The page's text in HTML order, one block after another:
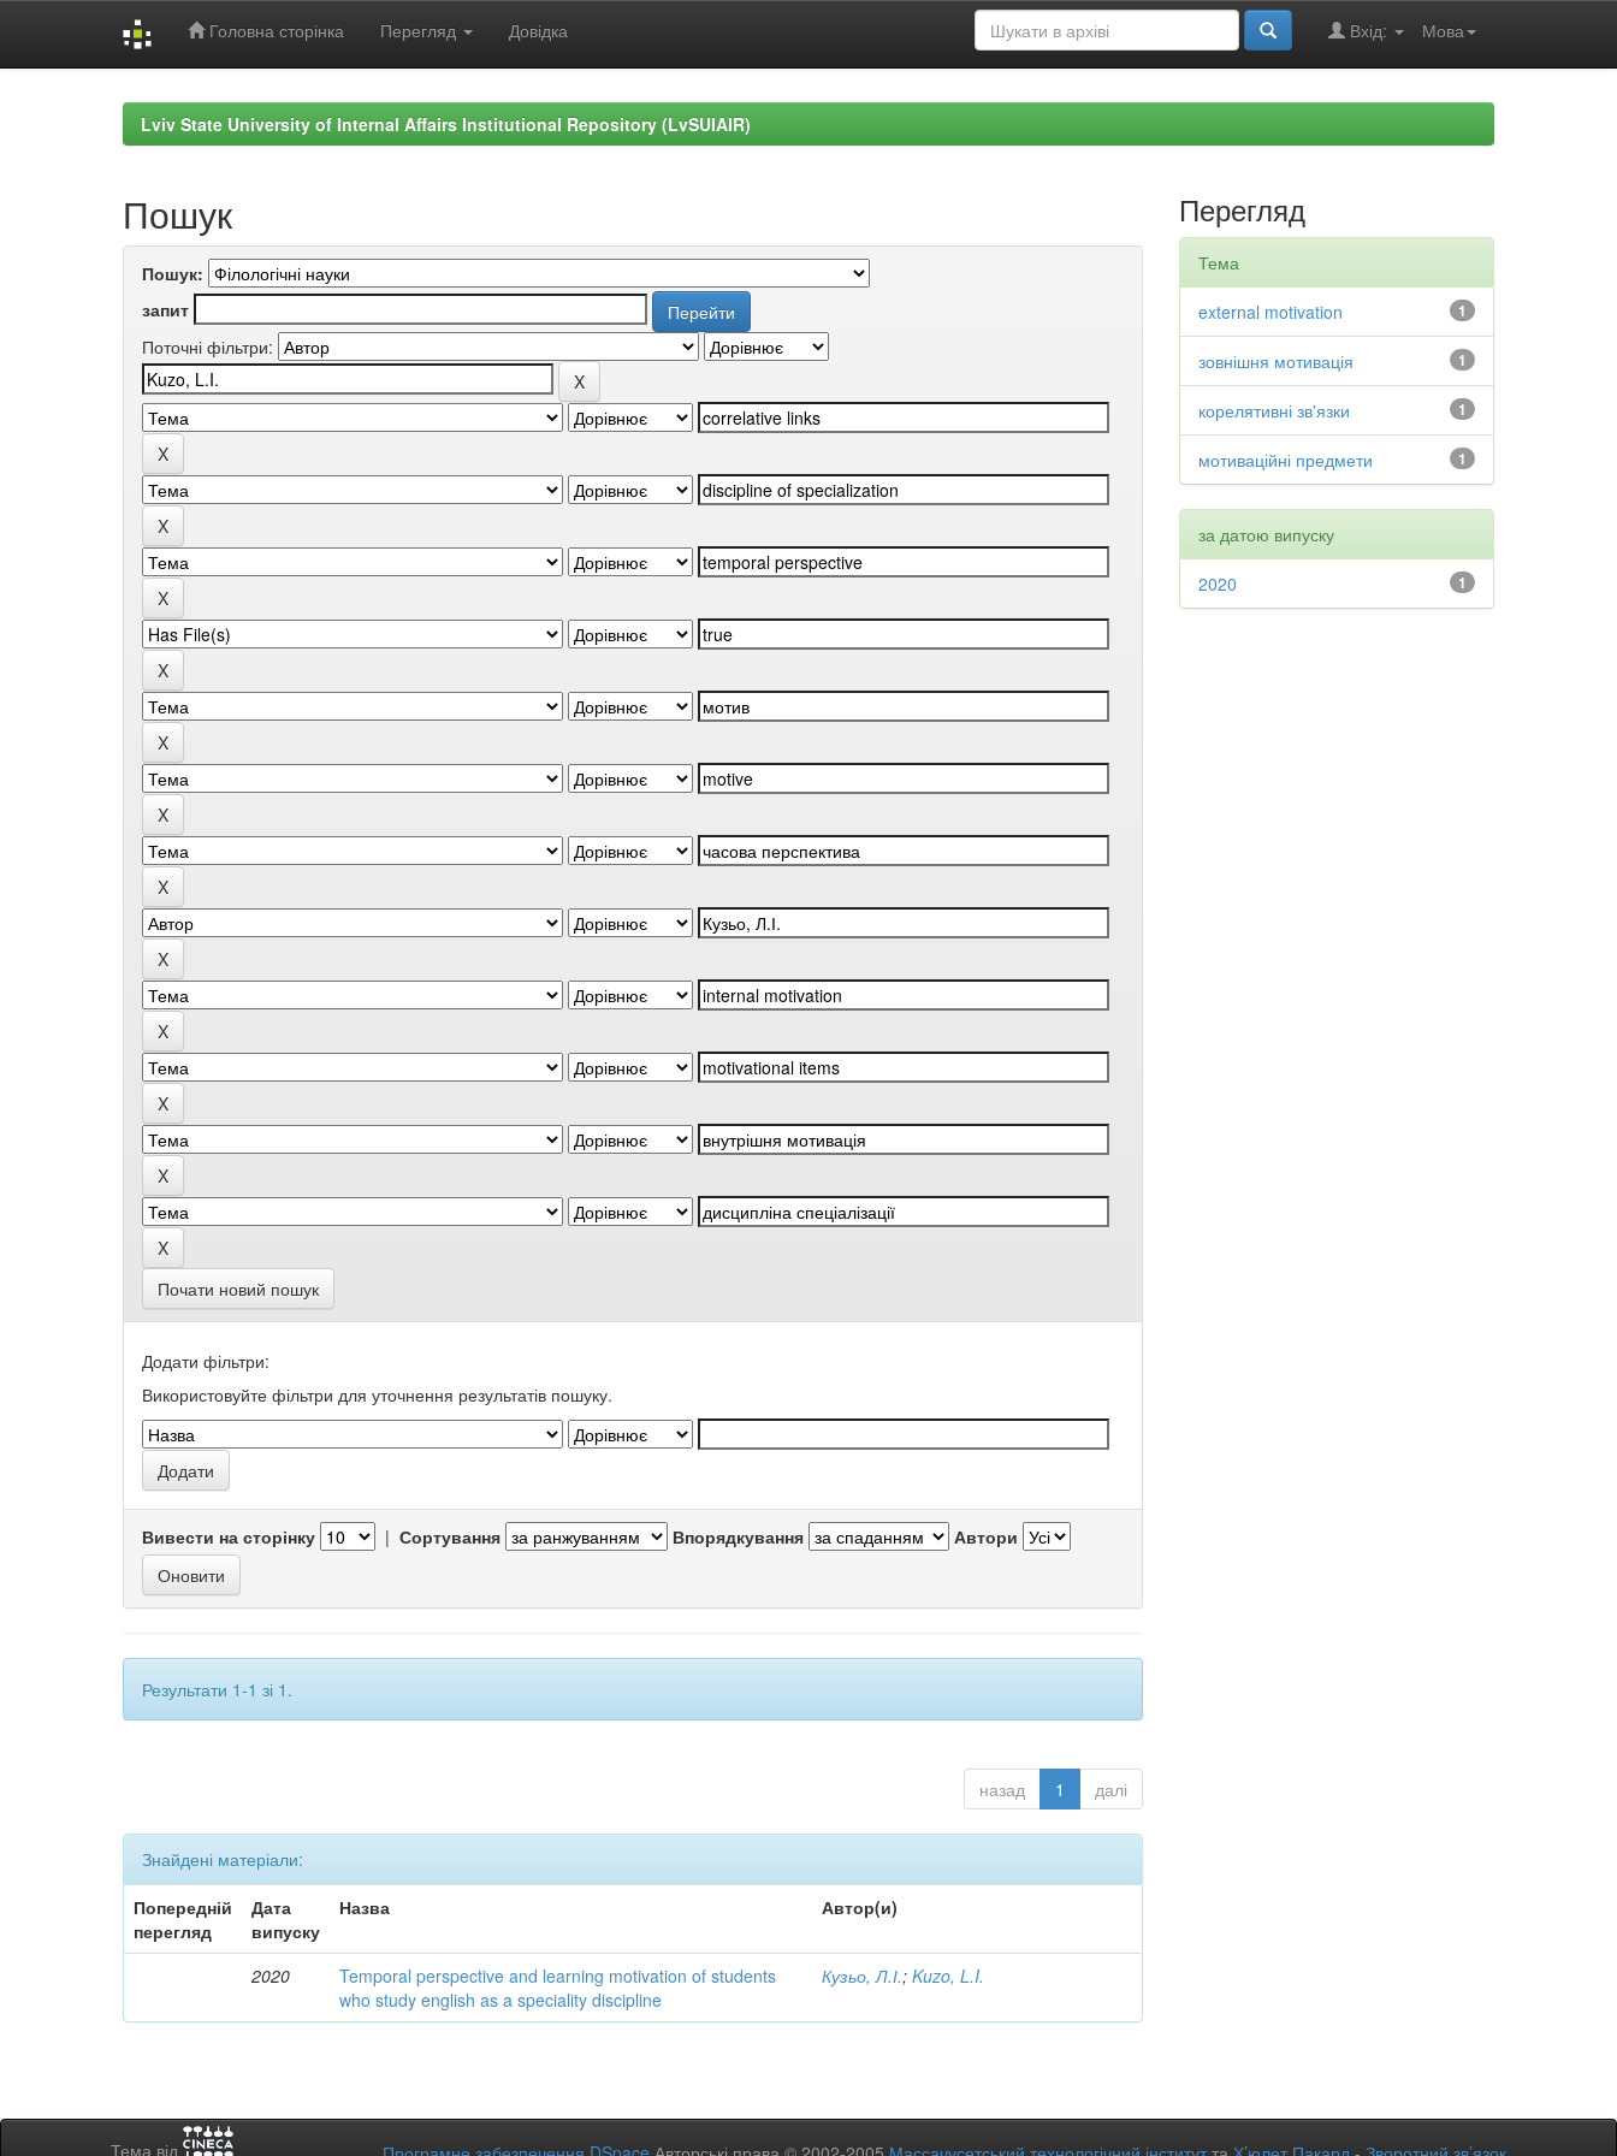
Головна сторінка Перегляд Довідка Мова
Вхід:
Lviv State University of Internal Affairs Institutional Repository (LvSUIAIR)
Пошук
Пошук:
запит
Поточні фільтри:
Почати новий пошук
Додати фільтри:
Використовуйте фільтри для уточнення результатів пошуку.
Вивести на сторінку | Сортування Впорядкування Автори
Результати 1-1 зі 1.
назад 1 далі
Знайдені матеріали:
Попередній
перегляд
Дата
випуску
Назва Автор(и)
2020
Temporal perspective and learning motivation of students
who study english as a speciality discipline
Кузьо, Л.І.;Kuzo, L.I.
Перегляд
Тема
1
external motivation
1
зовнішня мотивація
1
корелятивні зв'язки
1
мотиваційні предмети
за датою випуску
1
2020
Тема від